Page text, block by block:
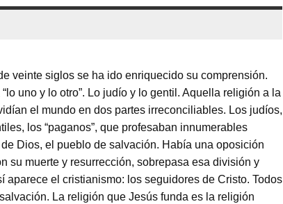
veinte siglos se ha ido enriquecido su comprensión.
uno y lo otro”. Lo judío y lo gentil. Aquella religión a la
el mundo en dos partes irreconciliables. Los judíos,
los “paganos”, que profesaban innumerables
Dios, el pueblo de salvación. Había una oposición
su muerte y resurrección, sobrepasa esa división y
aparece el cristianismo: los seguidores de Cristo. Todos
La religión que Jesús funda es la religión